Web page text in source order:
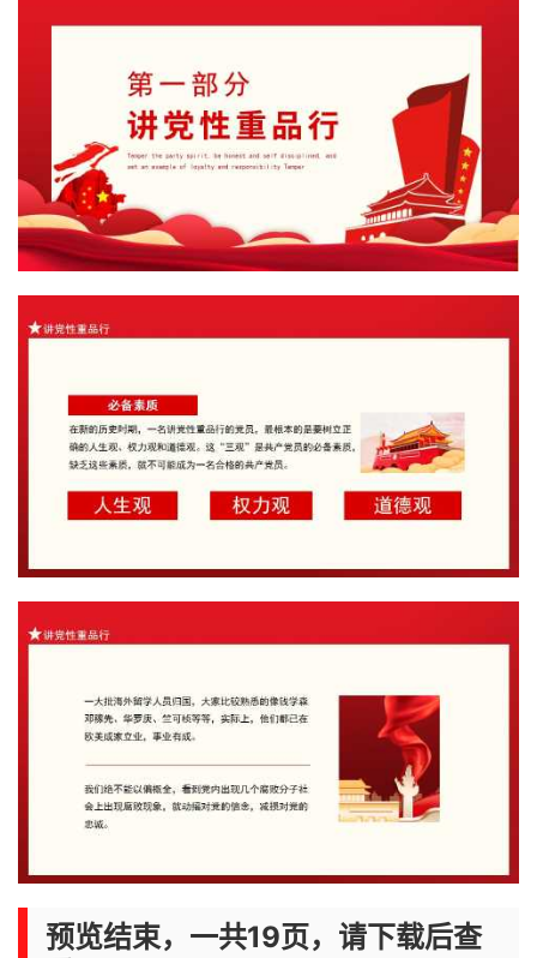
预览结束，一共19页，请下载后查